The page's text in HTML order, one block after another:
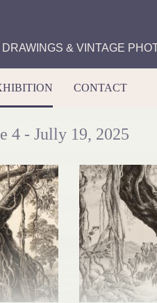
DRAWINGS & VINTAGE
CONTACT
4 - Jully 19, 2025